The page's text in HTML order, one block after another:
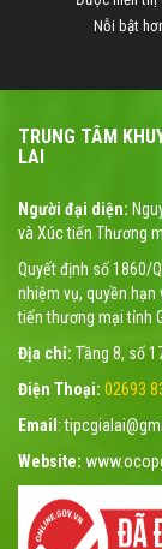
Nỗi bật
TRUNG TÂM
LAI
Người đại diện:
và Xúc tiến Thương
Quyết định số 1860/
nhiệm vụ, quyền
tiến thương mại tỉnh
Địa chỉ: Tầng 8, số
Điện Thoại: 02693
Email :
Website: